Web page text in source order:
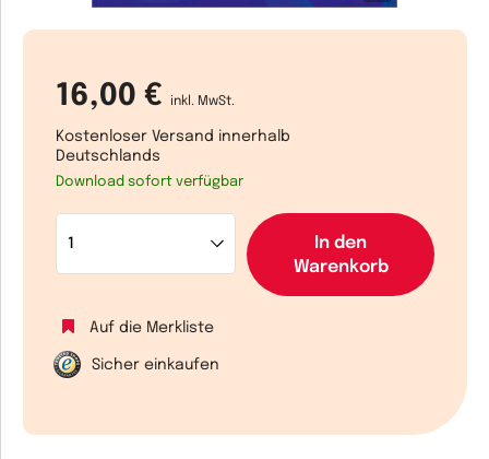
16,00 € inkl. MwSt.
Kostenloser Versand innerhalb
Deutschlands
Download sofort verfügbar
In den
Warenkorb
Auf die Merkliste
Sicher einkaufen